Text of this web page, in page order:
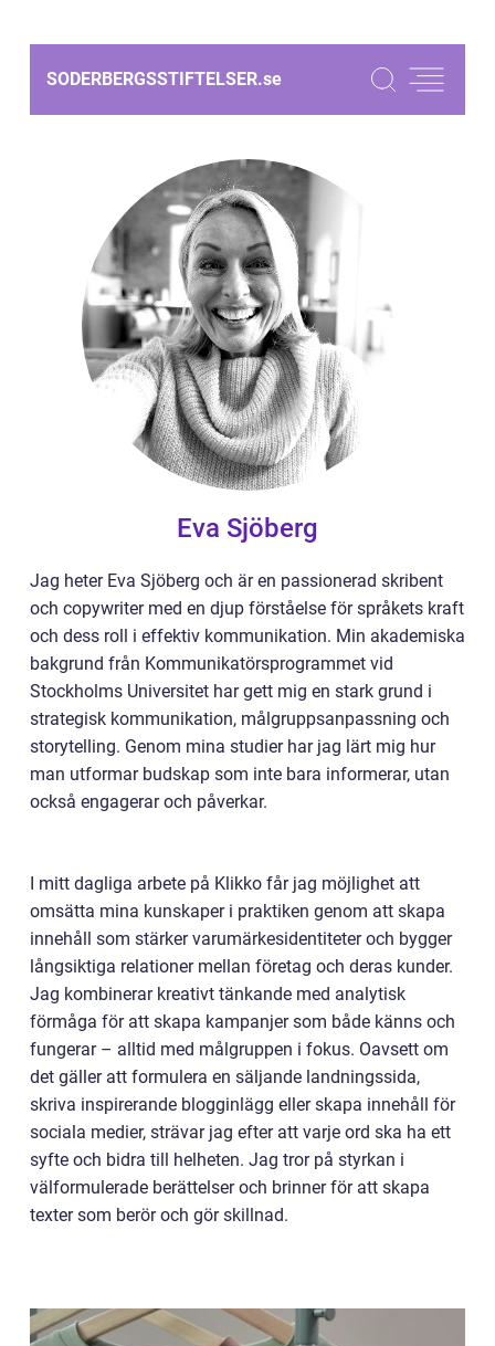
SODERBERGSSTIFTELSER.se
Eva Sjöberg
Jag heter Eva Sjöberg och är en passionerad skribent
och copywriter med en djup förståelse för språkets kraft
och dess roll i effektiv kommunikation. Min akademiska
bakgrund från Kommunikatörsprogrammet vid
Stockholms Universitet har gett mig en stark grund i
strategisk kommunikation, målgruppsanpassning och
storytelling. Genom mina studier har jag lärt mig hur
man utformar budskap som inte bara informerar, utan
också engagerar och påverkar.
I mitt dagliga arbete på Klikko får jag möjlighet att
omsätta mina kunskaper i praktiken genom att skapa
innehåll som stärker varumärkesidentiteter och bygger
långsiktiga relationer mellan företag och deras kunder.
Jag kombinerar kreativt tänkande med analytisk
förmåga för att skapa kampanjer som både känns och
fungerar – alltid med målgruppen i fokus. Oavsett om
det gäller att formulera en säljande landningssida,
skriva inspirerande blogginlägg eller skapa innehåll för
sociala medier, strävar jag efter att varje ord ska ha ett
syfte och bidra till helheten. Jag tror på styrkan i
välformulerade berättelser och brinner för att skapa
texter som berör och gör skillnad.